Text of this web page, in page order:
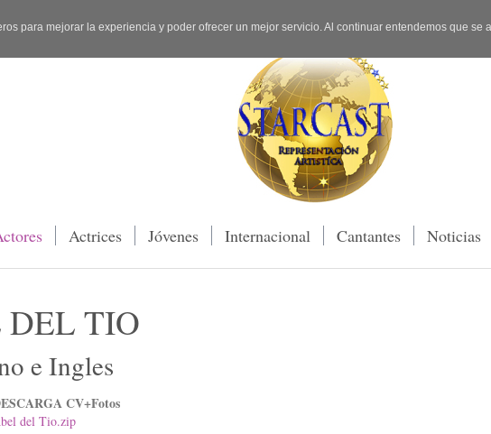
para mejorar la experiencia y poder ofrecer un mejor servicio. Al continuar entendemos que se
Actrices Jóvenes Internacional Cantantes Noticias
TIO
e Ingles
CV+Fotos
del Tio.zip